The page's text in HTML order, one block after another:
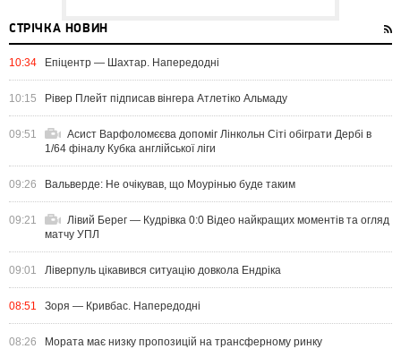
СТРІЧКА НОВИН
10:34 Епіцентр — Шахтар. Напередодні
10:15 Рівер Плейт підписав вінгера Атлетіко Альмаду
09:51
Асист Варфоломєєва допоміг Лінкольн Сіті обіграти Дербі в
1/64 фіналу Кубка англійської ліги
09:26 Вальверде: Не очікував, що Моурінью буде таким
09:21
Лівий Берег — Кудрівка 0:0 Відео найкращих моментів та огляд
матчу УПЛ
09:01 Ліверпуль цікавився ситуацію довкола Ендріка
08:51 Зоря — Кривбас. Напередодні
08:26 Мората має низку пропозицій на трансферному ринку